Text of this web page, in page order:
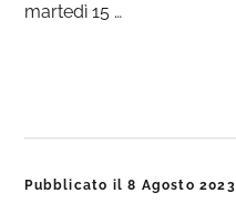
martedì 15 …
Pubblicato il8 Agosto 2023